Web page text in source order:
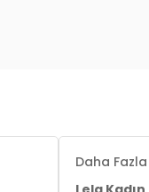
Daha Fazla